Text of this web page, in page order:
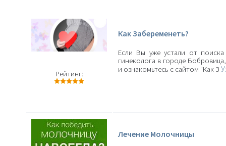
Рейтинг:
Как Забеременеть?
Если Вы уже устали от
гинеколога в городе
и ознакомьтесь с сайтом "Как З
Лечение Молочницы